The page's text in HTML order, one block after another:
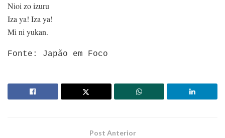
Nioi zo izuru
Iza ya! Iza ya!
Mi ni yukan.
Fonte: Japão em Foco
Post Anterior